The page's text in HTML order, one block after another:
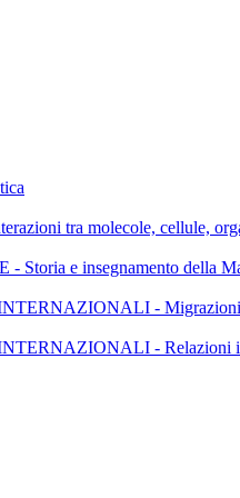
tra molecole, cellule,
e insegnamento della
- Migrazioni
- Relazioni